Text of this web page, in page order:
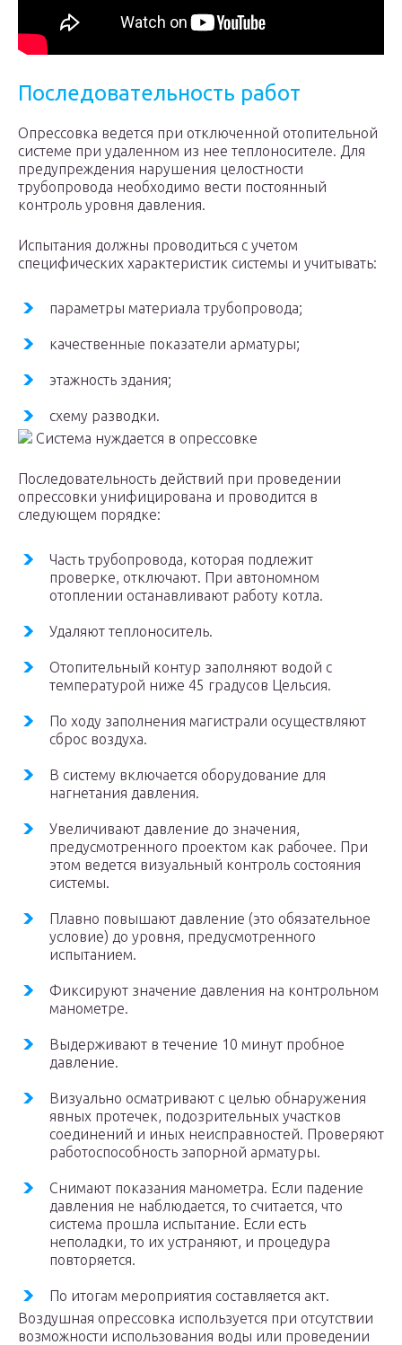
Последовательность работ
Опрессовка ведется при отключенной отопительной
системе при удаленном из нее теплоносителе. Для
предупреждения нарушения целостности
трубопровода необходимо вести постоянный
контроль уровня давления.
Испытания должны проводиться с учетом
специфических характеристик системы и учитывать:
параметры материала трубопровода;
качественные показатели арматуры;
этажность здания;
схему разводки.
Система нуждается в опрессовке
Последовательность действий при проведении
опрессовки унифицирована и проводится в
следующем порядке:
Часть трубопровода, которая подлежит
проверке, отключают. При автономном
отоплении останавливают работу котла.
Удаляют теплоноситель.
Отопительный контур заполняют водой с
температурой ниже 45 градусов Цельсия.
По ходу заполнения магистрали осуществляют
сброс воздуха.
В систему включается оборудование для
нагнетания давления.
Увеличивают давление до значения,
предусмотренного проектом как рабочее. При
этом ведется визуальный контроль состояния
системы.
Плавно повышают давление (это обязательное
условие) до уровня, предусмотренного
испытанием.
Фиксируют значение давления на контрольном
манометре.
Выдерживают в течение 10 минут пробное
давление.
Визуально осматривают с целью обнаружения
явных протечек, подозрительных участков
соединений и иных неисправностей. Проверяют
работоспособность запорной арматуры.
Снимают показания манометра. Если падение
давления не наблюдается, то считается, что
система прошла испытание. Если есть
неполадки, то их устраняют, и процедура
повторяется.
По итогам мероприятия составляется акт.
Воздушная опрессовка используется при отсутствии
возможности использования воды или проведении